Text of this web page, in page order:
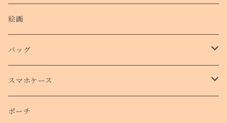
絵画
バッグ
トートバッグ
スマホケース
側面プリントハードケース
ポーチ